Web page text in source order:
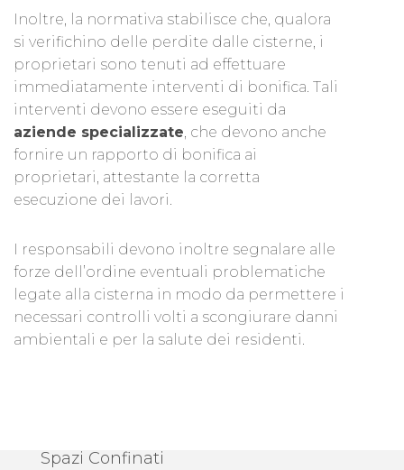
Inoltre, la normativa stabilisce che, qualora
si verifichino delle perdite dalle cisterne, i
proprietari sono tenuti ad effettuare
immediatamente interventi di bonifica. Tali
interventi devono essere eseguiti da
aziende specializzate, che devono anche
fornire un rapporto di bonifica ai
proprietari, attestante la corretta
esecuzione dei lavori.
I responsabili devono inoltre segnalare alle
forze dell’ordine eventuali problematiche
legate alla cisterna in modo da permettere i
necessari controlli volti a scongiurare danni
ambientali e per la salute dei residenti.
Spazi Confinati